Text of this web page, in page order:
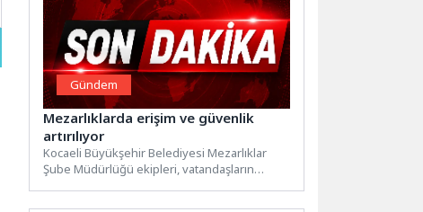
Gündem
Mezarlıklarda erişim ve güvenlik
artırılıyor
Kocaeli Büyükşehir Belediyesi Mezarlıklar
Şube Müdürlüğü ekipleri, vatandaşların